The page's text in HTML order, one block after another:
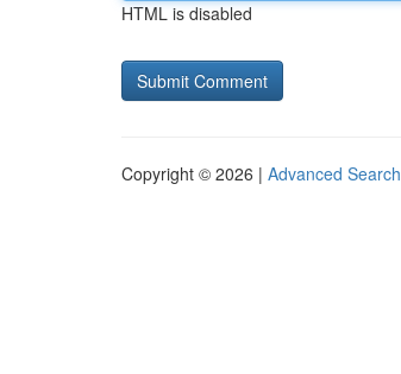
HTML is disabled
Copyright © 2026 | Advanced Search